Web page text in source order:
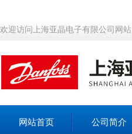
欢迎访问上海亚晶电子有限公司网站
网站首页 公司简介